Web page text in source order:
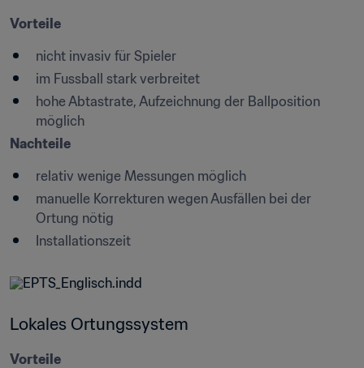
Vorteile
nicht invasiv für Spieler
im Fussball stark verbreitet
hohe Abtastrate, Aufzeichnung der Ballposition
möglich
Nachteile
relativ wenige Messungen möglich
manuelle Korrekturen wegen Ausfällen bei der
Ortung nötig
Installationszeit
Lokales Ortungssystem
Vorteile